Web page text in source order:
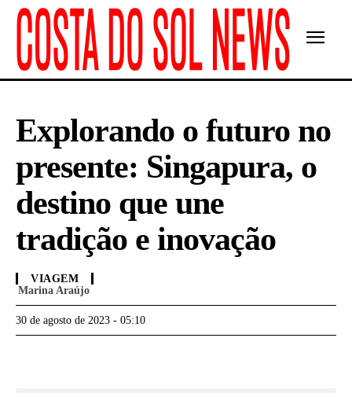
Explorando o futuro no
presente: Singapura, o
destino que une
tradição e inovação
VIAGEM
Marina Araújo
30 de agosto de 2023 - 05:10